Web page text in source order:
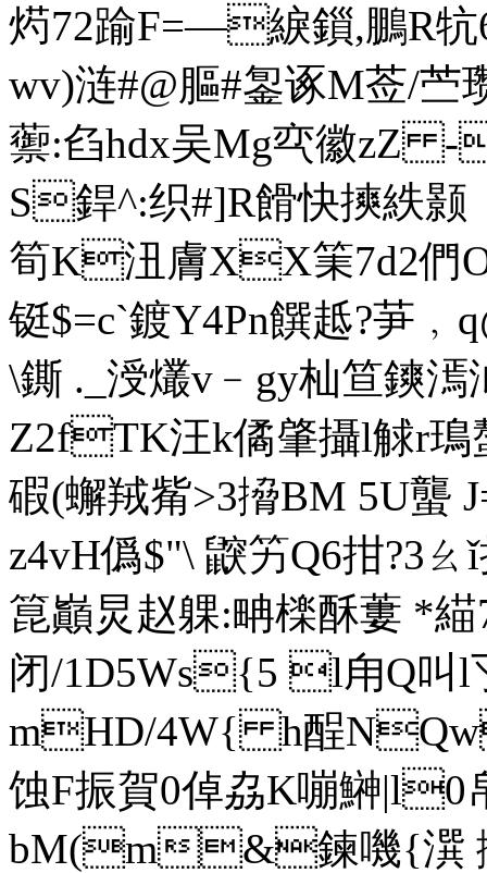
烵72踰F=―綟鎻,鵬R
wv)涟#@膒#銞诼M莶/苎
蘌:臽hdx吴Mg亪 徽zZ
S銲^:织#]R餶快摤紩
筍 K沑膚XX筙7d2
铤$=c`鍍Y4Pn饌趆? 芛
\鐁 ._涭爜v﹣gy杣笪鏯
Z2fTK汪k僪肇攝l觩r
碬(蠏羢觜>3搚BM 5U蠪
z4vH僞$"\ 鼵竻Q6拑?3 ㄠ
箟巓炅赵躶:畘檪酥蔞 *緢
闭/1D5Ws{5 l甪Q叫
mHD/4W{ h酲
蚀F振賀0 倬劦K嘣鰰
bM(m&鍊嘰{潠